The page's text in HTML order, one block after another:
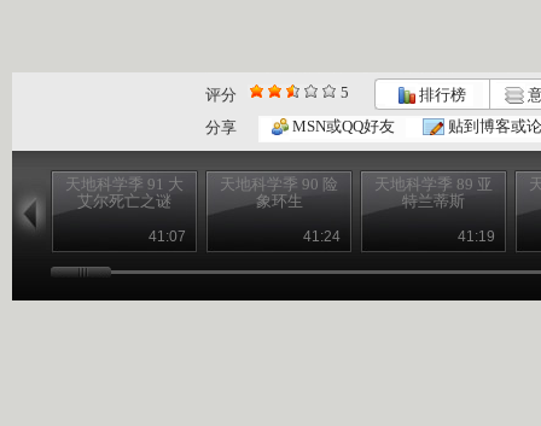
评分 5 排行榜
分享
MSN或QQ好友 贴到博客或
天地科学季 91 大
艾尔死亡之谜
41:07
天地科学季 90 险
象环生
41:24
天地科学季 89 亚
特兰蒂斯
41:19